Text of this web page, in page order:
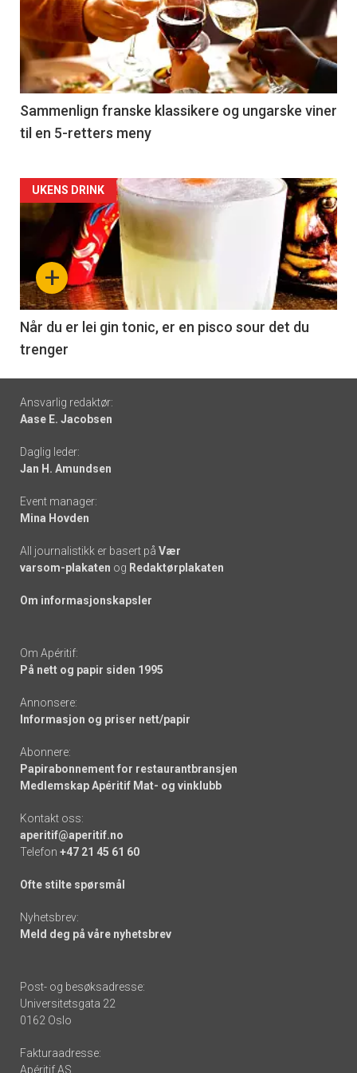
akkurat
nå
-
5
Sammenlign franske klassikere og ungarske viner
til en 5-retters meny
Forsiden
akkurat
nå
-
6
+
UKENS DRINK
Når du er lei gin tonic, er en pisco sour det du
trenger
Footer
-
links
Ansvarlig redaktør:
Aase E. Jacobsen
Daglig leder:
Jan H. Amundsen
Event manager:
Mina Hovden
All journalistikk er basert på Vær
varsom-plakaten og Redaktørplakaten
Om informasjonskapsler
Om Apéritif:
På nett og papir siden 1995
Annonsere:
Informasjon og priser nett/papir
Abonnere:
Papirabonnement for restaurantbransjen
Medlemskap Apéritif Mat- og vinklubb
Kontakt oss:
aperitif@aperitif.no
Telefon +47 21 45 61 60
Ofte stilte spørsmål
Nyhetsbrev:
Meld deg på våre nyhetsbrev
Post- og besøksadresse:
Universitetsgata 22
0162 Oslo
Fakturaadresse:
Apéritif AS